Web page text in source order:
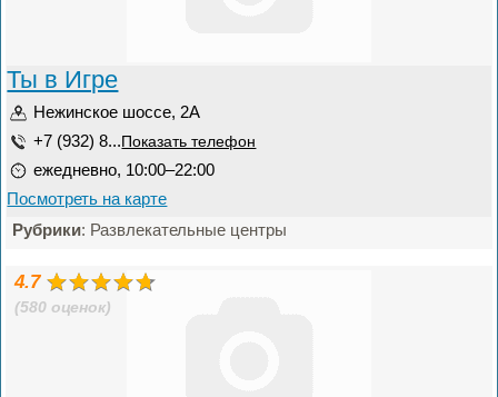
Ты в Игре
Нежинское шоссе, 2А
+7 (932) 8... Показать телефон
ежедневно, 10:00–22:00
Посмотреть на карте
Рубрики: Развлекательные центры
4.7
(580 оценок)